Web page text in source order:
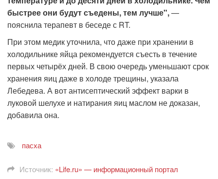
быстрее они будут съедены, тем лучше",—
пояснила терапевт в беседе с RT.
При этом медик уточнила, что даже при хранении в
холодильнике яйца рекомендуется съесть в течение
первых четырёх дней. В свою очередь уменьшают срок
хранения яиц даже в холоде трещины, указала
Лебедева. А вот антисептический эффект варки в
луковой шелухе и натирания яиц маслом не доказан,
добавила она.
пасха
Источник: «Life.ru» — информационный портал